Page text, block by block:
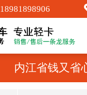
18981898906
内江省钱又省